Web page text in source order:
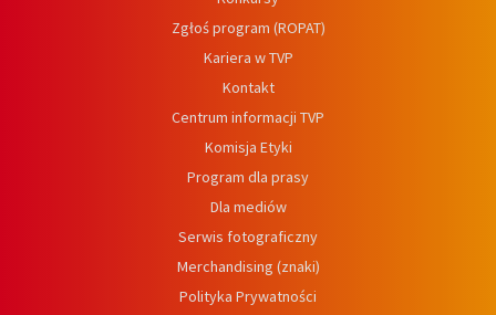
Zgłoś program (ROPAT)
Kariera w TVP
Kontakt
Centrum informacji TVP
Komisja Etyki
Program dla prasy
Dla mediów
Serwis fotograficzny
Merchandising (znaki)
Polityka Prywatności